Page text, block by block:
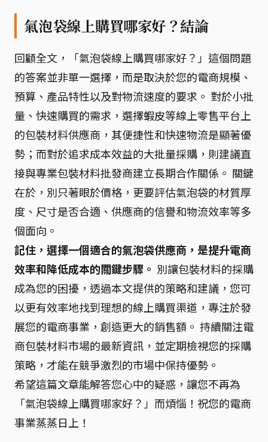
氣泡袋線上購買哪家好？結論
回顧全文，「氣泡袋線上購買哪家好？」這個問題
的答案並非單一選擇，而是取決於您的電商規模、
預算、產品特性以及對物流速度的要求。 對於小批
量、快速購買的需求，選擇蝦皮等線上零售平台上
的包裝材料供應商，其便捷性和快速物流是顯著優
勢；而對於追求成本效益的大批量採購，則建議直
接與專業包裝材料批發商建立長期合作關係。 關鍵
在於，別只著眼於價格，更要評估氣泡袋的材質厚
度、尺寸是否合適、供應商的信譽和物流效率等多
個面向。
記住，選擇一個適合的氣泡袋供應商，是提升電商
效率和降低成本的關鍵步驟。 別讓包裝材料的採購
成為您的困擾，透過本文提供的策略和建議，您可
以更有效率地找到理想的線上購買渠道，專注於發
展您的電商事業，創造更大的銷售額。 持續關注電
商包裝材料市場的最新資訊，並定期檢視您的採購
策略，才能在競爭激烈的市場中保持優勢。
希望這篇文章能解答您心中的疑惑，讓您不再為
「氣泡袋線上購買哪家好？」而煩惱！祝您的電商
事業蒸蒸日上！